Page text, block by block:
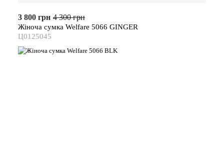
3 800 грн 4 300 грн
Жіноча сумка Welfare 5066 GINGER
Ц0125045